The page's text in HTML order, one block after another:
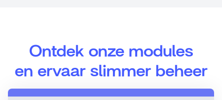
Ontdek onze modules
en ervaar slimmer beheer